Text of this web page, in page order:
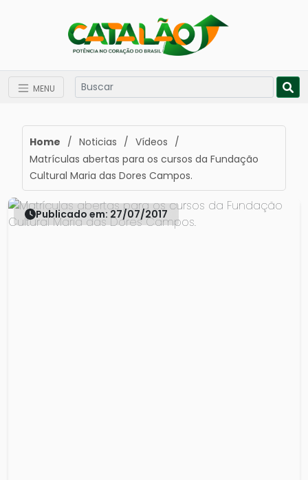
MENU
Home / Noticias / Vídeos /
Matrículas abertas para os cursos da Fundação
Cultural Maria das Dores Campos.
Publicado em: 27/07/2017